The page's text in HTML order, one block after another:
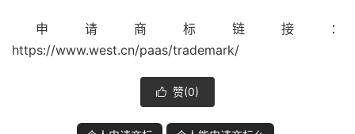
申请商标链接：
https://www.west.cn/paas/trademark/
 赞(0)